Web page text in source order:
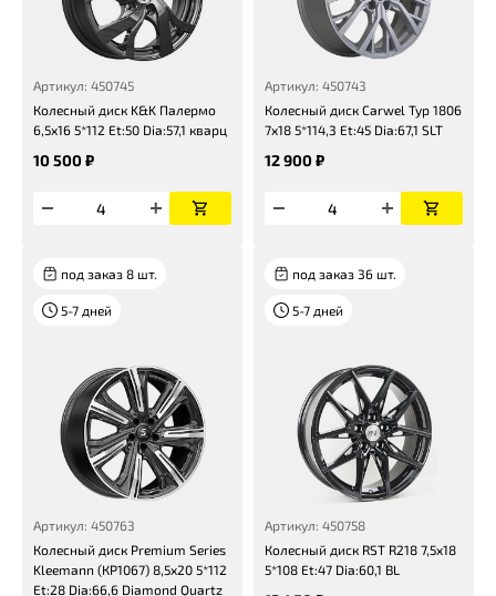
Артикул: 450745
Колесный диск K&K Палермо
6,5x16 5*112 Et:50 Dia:57,1 кварц
10 500 ₽
Артикул: 450743
Колесный диск Carwel Тур 1806
7x18 5*114,3 Et:45 Dia:67,1 SLT
12 900 ₽
под заказ 8 шт.
5-7 дней
Артикул: 450763
Колесный диск Premium Series
Kleemann (КР1067) 8,5x20 5*112
Et:28 Dia:66,6 Diamond Quartz
под заказ 36 шт.
5-7 дней
Артикул: 450758
Колесный диск RST R218 7,5x18
5*108 Et:47 Dia:60,1 BL